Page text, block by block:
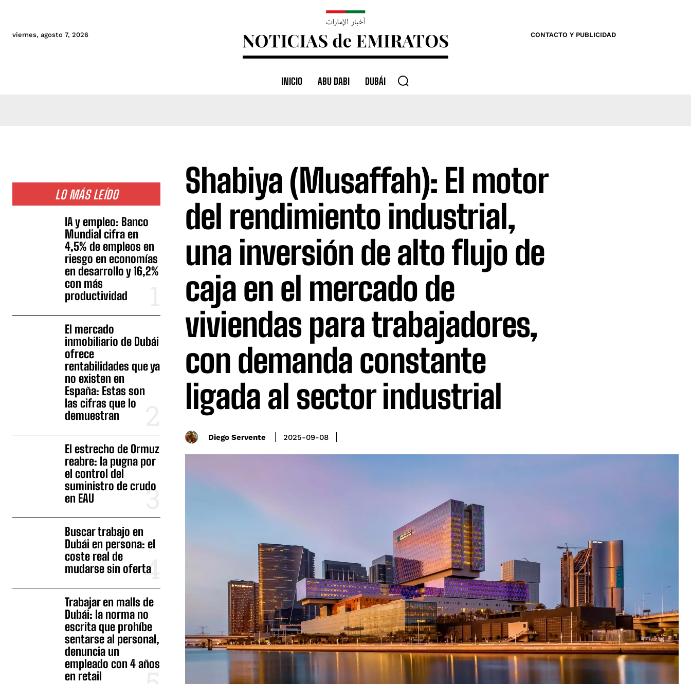
viernes, agosto 7, 2026 CONTACTO Y PUBLICIDAD
INICIO ABU DABI DUBÁI
LO MÁS LEÍDO
IA y empleo: Banco
Mundial cifra en
4,5% de empleos en
riesgo en economías
en desarrollo y 16,2%
con más
productividad
El mercado
inmobiliario de Dubái
ofrece
rentabilidades que ya
no existen en
España: Estas son
las cifras que lo
demuestran
El estrecho de Ormuz
reabre: la pugna por
el control del
suministro de crudo
en EAU
Buscar trabajo en
Dubái en persona: el
coste real de
mudarse sin oferta
Trabajar en malls de
Dubái: la norma no
escrita que prohíbe
sentarse al personal,
denuncia un
empleado con 4 años
en retail
Shabiya (Musaffah): El motor
del rendimiento industrial,
una inversión de alto flujo de
caja en el mercado de
viviendas para trabajadores,
con demanda constante
ligada al sector industrial
Diego Servente 2025-09-08